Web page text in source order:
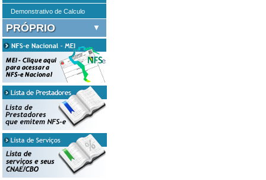
Demonstrativo de Calculo
PRÓPRIO
Informações
Guia de Próprio